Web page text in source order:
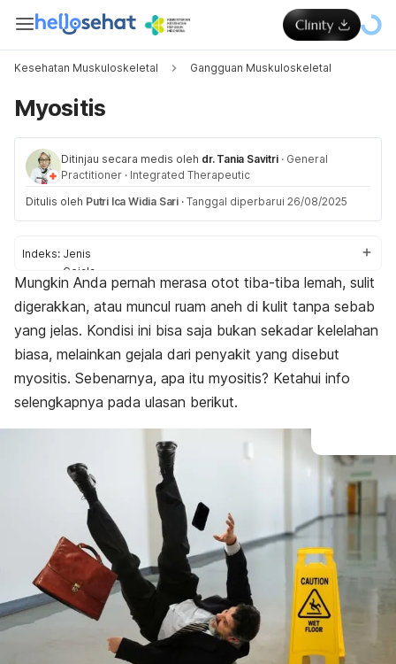
Kesehatan Muskuloskeletal Gangguan Muskuloskeletal
Myositis
Ditinjau secara medis oleh dr. Tania Savitri · General
Practitioner · Integrated Therapeutic
Ditulis oleh Putri Ica Widia Sari · Tanggal diperbarui 26/08/2025
Indeks: Jenis
Gejala
Penyebab
Faktor risiko
Diagnosis
Pengobatan di rumah
Mungkin Anda pernah merasa otot tiba-tiba lemah, sulit
digerakkan, atau muncul ruam aneh di kulit tanpa sebab
yang jelas. Kondisi ini bisa saja bukan sekadar kelelahan
biasa, melainkan gejala dari penyakit yang disebut
myositis. Sebenarnya, apa itu myositis? Ketahui info
selengkapnya pada ulasan berikut.